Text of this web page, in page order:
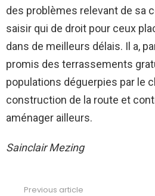
des problèmes relevant de sa
saisir qui de droit pour ceux
dans de meilleurs délais. Il a,
promis des terrassements
populations déguerpies par le
construction de la route et
aménager ailleurs.
Sainclair Mezing
Previous article